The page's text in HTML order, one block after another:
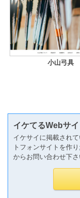
小山弓具
イケてるWebサ
イケサイに掲載され
トフォンサイトを作
からお問い合わせ下さ